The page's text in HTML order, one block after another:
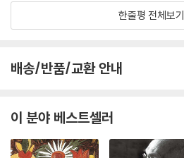
고백이 담긴 훌륭한 작품을. _귄터 그라스
하기 위해 자신의 지도를 그려야 합니다.
야 합니다. _크리스타 볼프
한줄평 전체보기
배송/반품/교환 안내
이 분야 베스트셀러